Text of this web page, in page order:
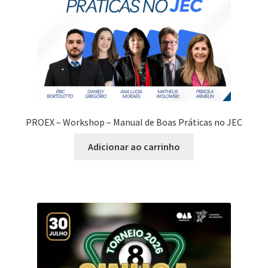
ser
escolhidas
na
página
do
produto
PROEX – Workshop – Manual de Boas Práticas no JEC
Adicionar ao carrinho